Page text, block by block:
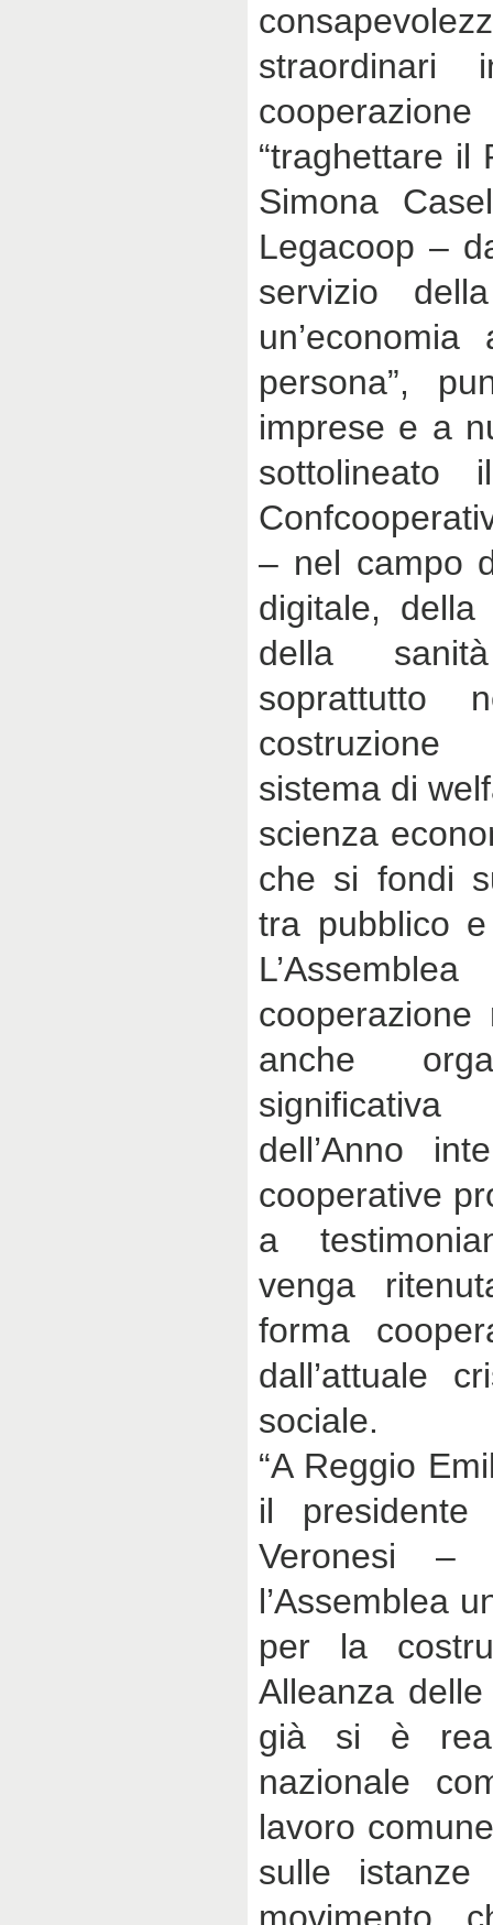
straordinari
“traghettare il
Simona
Legacoop –
servizio
persona”,
imprese e a
sottolineato
– nel campo
digitale,
della
soprattutto
sistema di
scienza
che si fondi
tra pubblico
anche
dell’Anno
cooperative
a
venga
forma
dall’attuale
sociale.
“A Reggio
il
Veronesi –
l’Assemblea
per la
Alleanza
già si è
nazionale
lavoro
sulle istanze